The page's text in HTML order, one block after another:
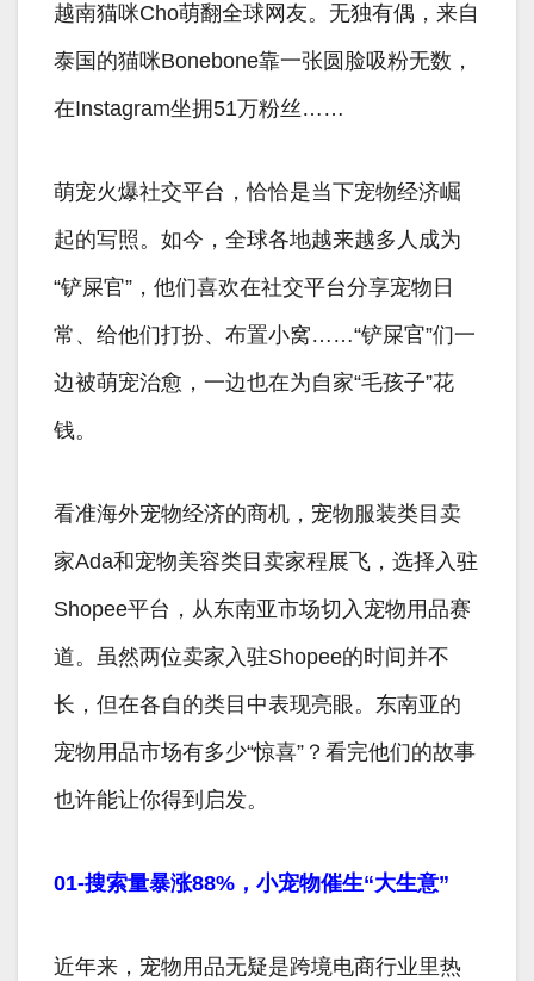
越南猫咪Cho萌翻全球网友。无独有偶，来自
泰国的猫咪Bonebone靠一张圆脸吸粉无数，
在Instagram坐拥51万粉丝……
萌宠火爆社交平台，恰恰是当下宠物经济崛
起的写照。如今，全球各地越来越多人成为
“铲屎官”，他们喜欢在社交平台分享宠物日
常、给他们打扮、布置小窝……“铲屎官”们一
边被萌宠治愈，一边也在为自家“毛孩子”花
钱。
看准海外宠物经济的商机，宠物服装类目卖
家Ada和宠物美容类目卖家程展飞，选择入驻
Shopee平台，从东南亚市场切入宠物用品赛
道。虽然两位卖家入驻Shopee的时间并不
长，但在各自的类目中表现亮眼。东南亚的
宠物用品市场有多少“惊喜”？看完他们的故事
也许能让你得到启发。
01-搜索量暴涨88%，小宠物催生“大生意”
近年来，宠物用品无疑是跨境电商行业里热